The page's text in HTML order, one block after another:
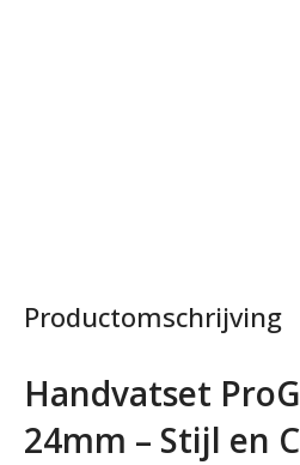
Productomschrijving
Handvatset
24mm – Stijl en